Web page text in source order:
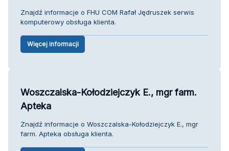
Znajdź informacje o FHU COM Rafał Jędruszek serwis
komputerowy obsługa klienta.
Więcej informacji
Woszczalska-Kołodziejczyk E., mgr farm.
Apteka
Znajdź informacje o Woszczalska-Kołodziejczyk E., mgr
farm. Apteka obsługa klienta.